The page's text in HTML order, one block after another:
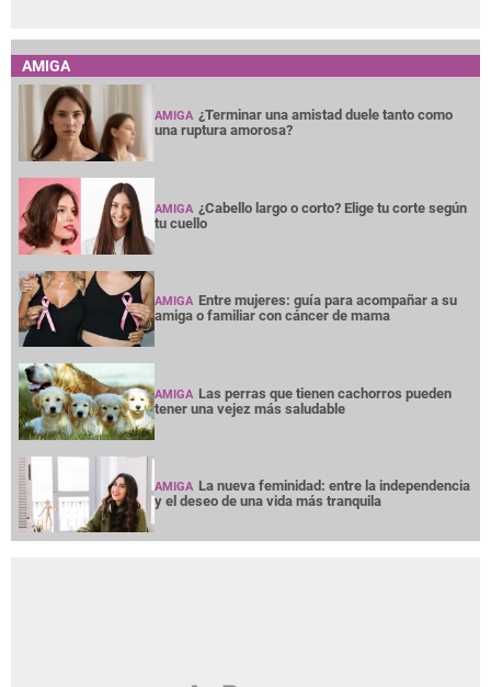
AMIGA
AMIGA ¿Terminar una amistad duele tanto como
una ruptura amorosa?
AMIGA ¿Cabello largo o corto? Elige tu corte según
tu cuello
AMIGA Entre mujeres: guía para acompañar a su
amiga o familiar con cáncer de mama
AMIGA Las perras que tienen cachorros pueden
tener una vejez más saludable
AMIGA La nueva feminidad: entre la independencia
y el deseo de una vida más tranquila